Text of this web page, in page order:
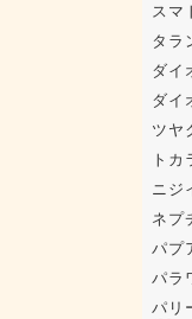
スマ
タラ
ダイ
ダイ
ツヤ
トカ
ニジ
ネプ
パプ
パラ
パリ